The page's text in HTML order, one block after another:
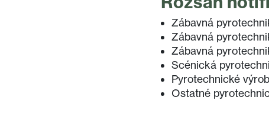
Zábavná
Zábavná
Zábavná
Scénická
Pyrotechnické
Ostatné